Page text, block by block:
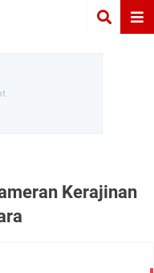
Kerajinan